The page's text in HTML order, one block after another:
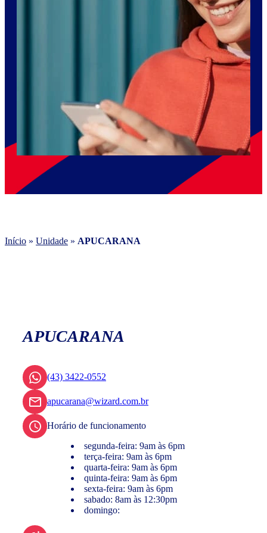
Início » Unidade » APUCARANA
APUCARANA
(43) 3422-0552
apucarana@wizard.com.br
Horário de funcionamento
segunda-feira: 9am às 6pm
terça-feira: 9am às 6pm
quarta-feira: 9am às 6pm
quinta-feira: 9am às 6pm
sexta-feira: 9am às 6pm
sabado: 8am às 12:30pm
domingo: